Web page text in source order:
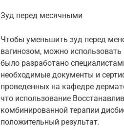
Зуд перед месячными
Чтобы уменьшить зуд перед
вагинозом, можно
было разработано
необходимые документы и
проведенных на кафедре
что использование
комбинированной терапии
положительный результат.